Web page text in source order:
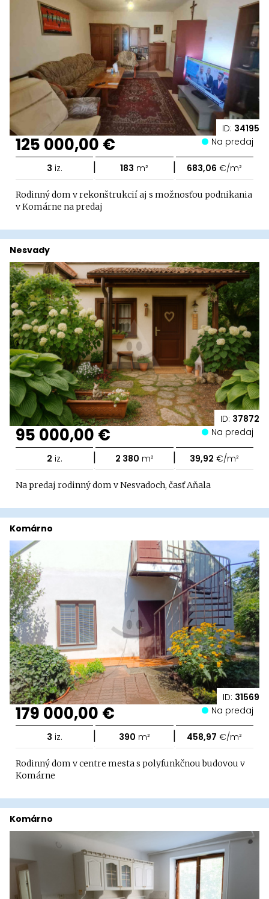
ID: 34195
125 000,00 € Na predaj
3 iz. | 183 m² | 683,06 €/m²
Rodinný dom v rekonštrukcií aj s možnosťou podnikania
v Komárne na predaj
ID: 37872
Nesvady
95 000,00 € Na predaj
2 iz. | 2 380 m² | 39,92 €/m²
Na predaj rodinný dom v Nesvadoch, časť Aňala
ID: 31569
Komárno
179 000,00 € Na predaj
3 iz. | 390 m² | 458,97 €/m²
Rodinný dom v centre mesta s polyfunkčnou budovou v
Komárne
Komárno